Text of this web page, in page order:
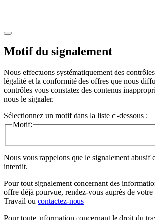
Motif du signalement
Nous effectuons systématiquement des
légalité et la conformité des offres que nous
contrôles vous constatez des contenus
nous le signaler.
Sélectionnez un motif dans la liste ci-dessous :
Motif:
Nous vous rappelons que le signalement abusif
interdit.
Pour tout signalement concernant des
offre déjà pourvue, rendez-vous auprès de votre
Travail ou contactez-nous
Pour toute information concernant le droit du